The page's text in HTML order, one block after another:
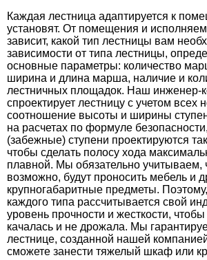
Каждая лестница адаптируется к
установят. От помещения и
зависит, какой тип лестницы вам
зависимости от типа лестницы,
основные параметры: количество
ширина и длина марша, наличие и
лестничных площадок. Наш инженер-
спроектирует лестницу с учетом всех
соотношение высоты и ширины
на расчетах по формуле
(забежные) ступени проектируются
чтобы сделать полосу хода
плавной. Мы обязательно учитываем,
возможно, будут проносить мебель и
крупногабаритные предметы.
каждого типа рассчитывается свой
уровень прочности и жесткости,
качалась и не дрожала. Мы
лестнице, созданной нашей
сможете занести тяжелый шкаф или